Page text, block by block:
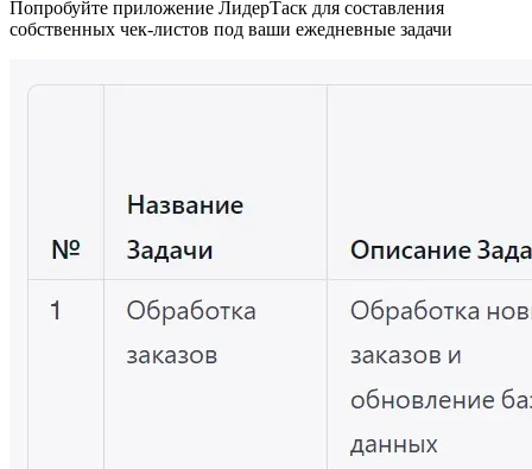
Попробуйте приложение ЛидерТаск для составления
собственных чек-листов под ваши ежедневные задачи